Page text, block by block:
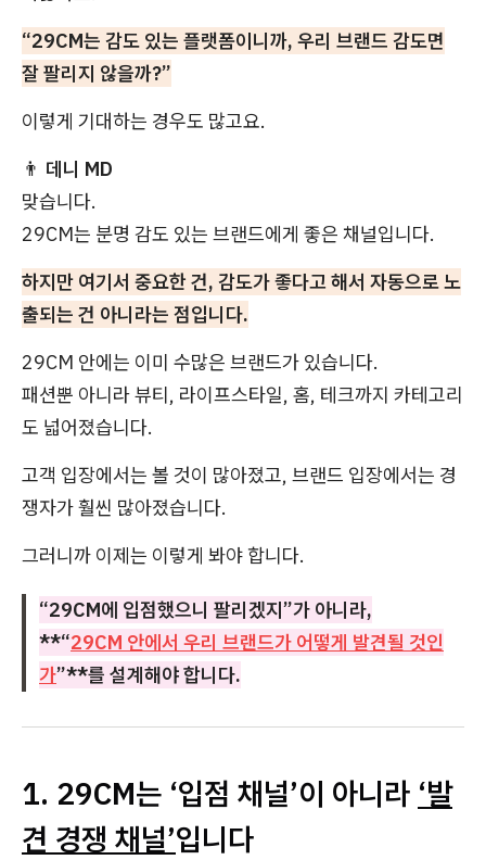
“29CM는 감도 있는 플랫폼이니까, 우리 브랜드 감도면
잘 팔리지 않을까?”
이렇게 기대하는 경우도 많고요.
👨 데니 MD
맞습니다.
29CM는 분명 감도 있는 브랜드에게 좋은 채널입니다.
하지만 여기서 중요한 건, 감도가 좋다고 해서 자동으로 노
출되는 건 아니라는 점입니다.
29CM 안에는 이미 수많은 브랜드가 있습니다.
패션뿐 아니라 뷰티, 라이프스타일, 홈, 테크까지 카테고리
도 넓어졌습니다.
고객 입장에서는 볼 것이 많아졌고, 브랜드 입장에서는 경
쟁자가 훨씬 많아졌습니다.
그러니까 이제는 이렇게 봐야 합니다.
“29CM에 입점했으니 팔리겠지”가 아니라,
**“29CM 안에서 우리 브랜드가 어떻게 발견될 것인
가”**를 설계해야 합니다.
1. 29CM는 ‘입점 채널’이 아니라 ‘발
견 경쟁 채널’입니다